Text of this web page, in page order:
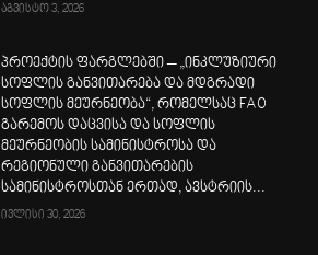
აგვისტო 3, 2026
პროექტის ფარგლებში – „ინკლუზიური
სოფლის განვითარება და მდგრადი
სოფლის მეურნეობა“, რომელსაც FAO
გარემოს დაცვისა და სოფლის
მეურნეობის სამინისტროსა და
რეგიონული განვითარების
სამინისტროსთან ერთად, ავსტრიის...
ივლისი 30, 2026